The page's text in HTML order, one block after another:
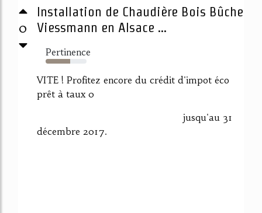
0
Installation de Chaudière Bois Bûche
Viessmann en Alsace ...
Pertinence
60%
VITE ! Profitez encore du crédit d'impot éco
prêt à taux 0
jusqu'au 31
décembre 2017.